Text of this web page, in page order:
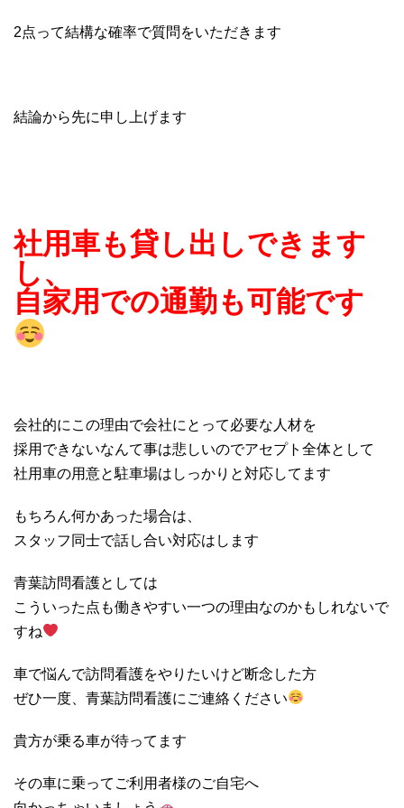
2点って結構な確率で質問をいただきます
結論から先に申し上げます
社用車も貸し出しできます
し、
自家用での通勤も可能です
会社的にこの理由で会社にとって必要な人材を
採用できないなんて事は悲しいのでアセプト全体として
社用車の用意と駐車場はしっかりと対応してます
もちろん何かあった場合は、
スタッフ同士で話し合い対応はします
青葉訪問看護としては
こういった点も働きやすい一つの理由なのかもしれないで
すね
車で悩んで訪問看護をやりたいけど断念した方
ぜひ一度、青葉訪問看護にご連絡ください
貴方が乗る車が待ってます
その車に乗ってご利用者様のご自宅へ